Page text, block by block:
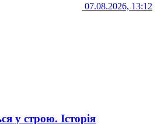
07.08.2026, 13:12
у строю. Історія